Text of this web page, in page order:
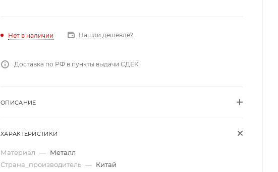
Нет в наличии Нашли дешевле?
Доставка по РФ в пункты выдачи СДЕК.
ОПИСАНИЕ
ХАРАКТЕРИСТИКИ
Материал — Металл
Страна_производитель — Китай